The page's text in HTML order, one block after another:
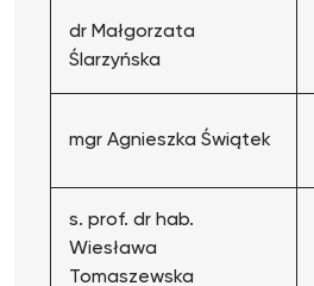
dr Małgorzata
Ślarzyńska
mgr Agnieszka Świątek
s. prof. dr hab.
Wiesława
Tomaszewska